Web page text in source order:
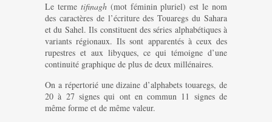
Le terme tifinagh (mot féminin pluriel) est le nom
des caractères de l’écriture des Touaregs du Sahara
et du Sahel. Ils constituent des séries alphabétiques à
variants régionaux. Ils sont apparentés à ceux des
rupestres et aux libyques, ce qui témoigne d’une
continuité graphique de plus de deux millénaires.
On a répertorié une dizaine d’alphabets touaregs, de
20 à 27 signes qui ont en commun 11 signes de
même forme et de même valeur.